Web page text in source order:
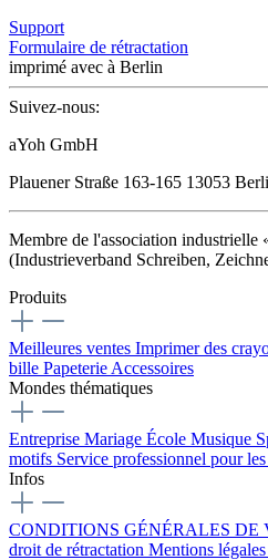
Support
Formulaire de rétractation
imprimé avec à Berlin
Suivez-nous:
aYoh GmbH
Plauener Straße 163-165 13053
Membre de l'association industrielle
(Industrieverband Schreiben,
Produits
Meilleures ventes Imprimer des
bille Papeterie Accessoires
Mondes thématiques
Entreprise Mariage École Musique
motifs Service professionnel pour
Infos
CONDITIONS GÉNÉRALES DE
droit de rétractation Mentions légales